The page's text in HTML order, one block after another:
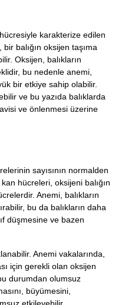
karakterize edilen
balığın oksijen taşıma
Oksijen, balıkların
bu nedenle anemi,
bir etkiye sahip olabilir.
ve bu yazıda balıklarda
ve önlenmesi üzerine
sayısının normalden
hücreleri, oksijeni balığın
Anemi, balıkların
bu da balıkların daha
düşmesine ve bazen
Anemi vakalarında,
için gerekli olan oksijen
durumdan olumsuz
büyümesini,